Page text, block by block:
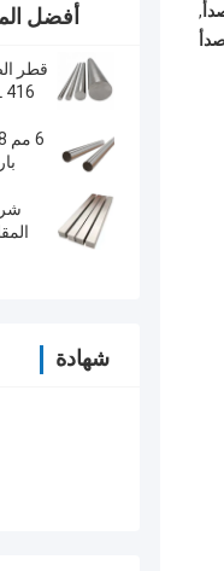
أفضل
شهادة
,